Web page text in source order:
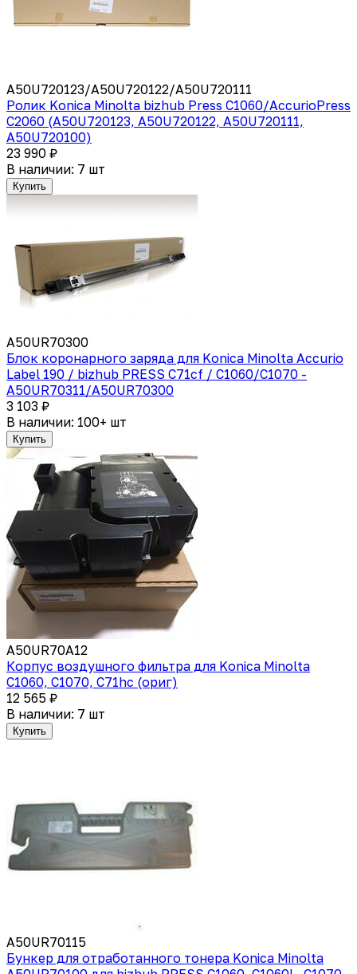
A50U720123/A50U720122/A50U720111
Ролик Konica Minolta bizhub Press C1060/AccurioPress
C2060 (A50U720123, A50U720122, A50U720111,
A50U720100)
23 990 ₽
В наличии: 7 шт
Купить
A50UR70300
Блок коронарного заряда для Konica Minolta Accurio
Label 190 / bizhub PRESS C71cf / C1060/С1070 -
A50UR70311/A50UR70300
3 103 ₽
В наличии: 100+ шт
Купить
A50UR70A12
Корпус воздушного фильтра для Konica Minolta
C1060, C1070, C71hc (ориг)
12 565 ₽
В наличии: 7 шт
Купить
A50UR70115
Бункер для отработанного тонера Konica Minolta